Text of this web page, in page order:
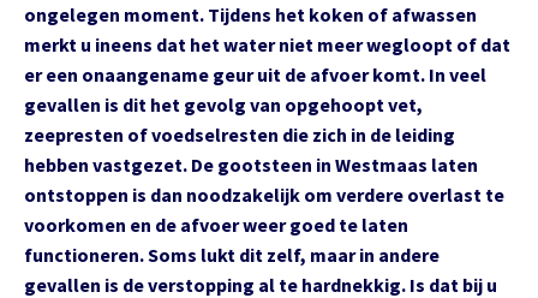
ongelegen moment. Tijdens het koken of afwassen
merkt u ineens dat het water niet meer wegloopt of dat
er een onaangename geur uit de afvoer komt. In veel
gevallen is dit het gevolg van opgehoopt vet,
zeepresten of voedselresten die zich in de leiding
hebben vastgezet. De gootsteen in Westmaas laten
ontstoppen is dan noodzakelijk om verdere overlast te
voorkomen en de afvoer weer goed te laten
functioneren. Soms lukt dit zelf, maar in andere
gevallen is de verstopping al te hardnekkig. Is dat bij u